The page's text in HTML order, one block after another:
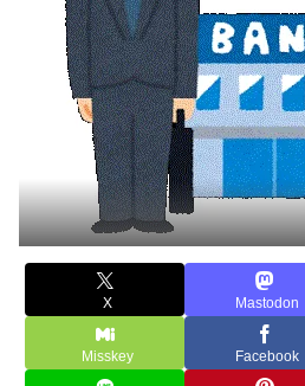
X Mastodon
Misskey Facebook